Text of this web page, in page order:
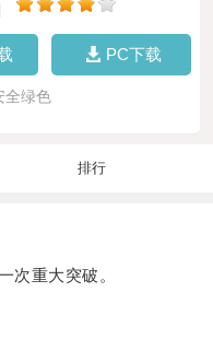
PC下载
全绿色
排行
重大突破。